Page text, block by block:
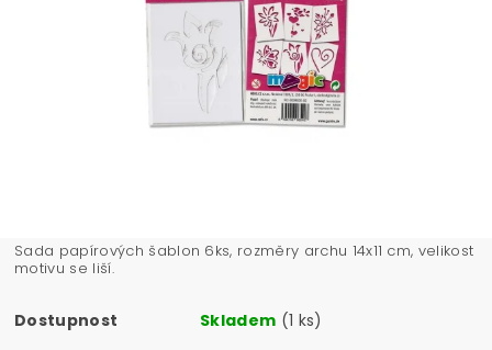
Sada papírových šablon 6ks, rozměry archu 14x11 cm, velikost
motivu se liší.
Dostupnost Skladem (1 ks)